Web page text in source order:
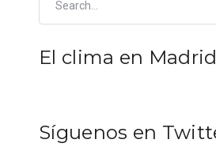
El clima en Madrid
Síguenos en